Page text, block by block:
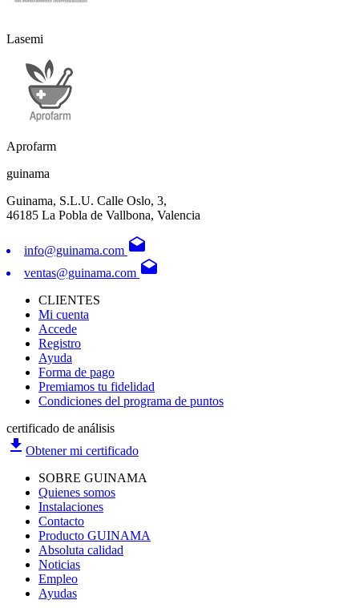
Lasemi
Aprofarm
guinama
Guinama, S.L.U. Calle Oslo, 3,
46185 La Pobla de Vallbona, Valencia
info@guinama.com drafts
ventas@guinama.com drafts
CLIENTES
Mi cuenta
Accede
Registro
Ayuda
Forma de pago
Premiamos tu fidelidad
Condiciones del programa de puntos
certificado de análisis
file_download Obtener mi certificado
SOBRE GUINAMA
Quienes somos
Instalaciones
Contacto
Producto GUINAMA
Absoluta calidad
Noticias
Empleo
Ayudas